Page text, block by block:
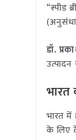
“स्पीड
डॉ.
भारत
भारत
के लिए